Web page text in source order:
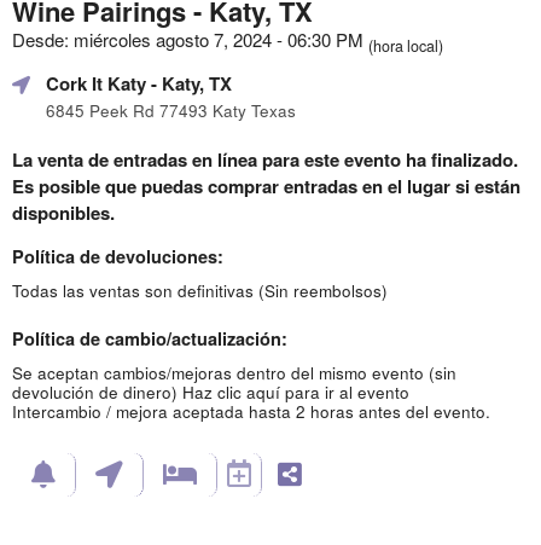
Wine Pairings - Katy, TX
Desde: miércoles agosto 7, 2024 - 06:30 PM (hora local)
Cork It Katy- Katy, TX
6845 Peek Rd 77493 Katy Texas
La venta de entradas en línea para este evento ha finalizado.
Es posible que puedas comprar entradas en el lugar si están
disponibles.
Política de devoluciones:
Todas las ventas son definitivas (Sin reembolsos)
Política de cambio/actualización:
Se aceptan cambios/mejoras dentro del mismo evento (sin
devolución de dinero) Haz clic aquí para ir al evento
Intercambio / mejora aceptada hasta 2 horas antes del evento.